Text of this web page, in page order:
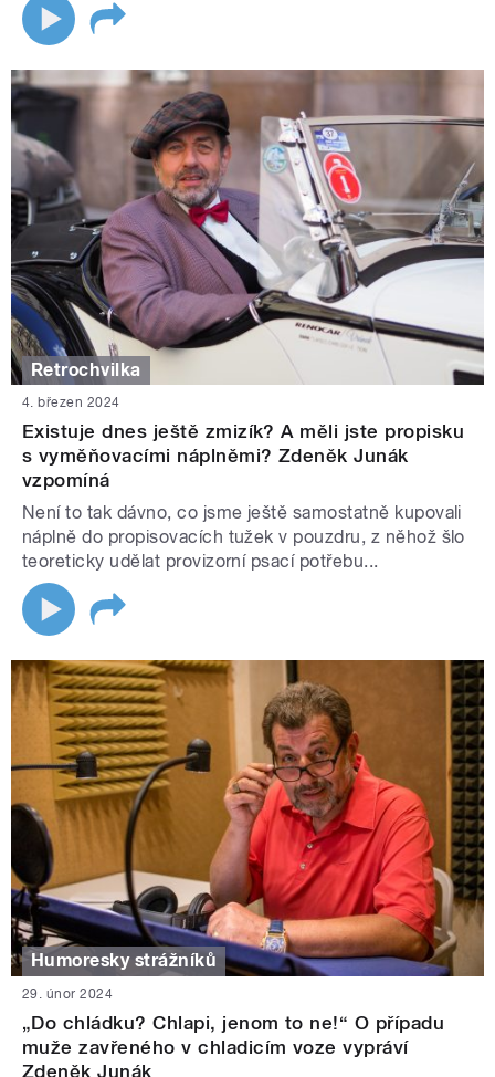
Retrochvilka
4. březen 2024
Existuje dnes ještě zmizík? A měli jste propisku
s vyměňovacími náplněmi? Zdeněk Junák
vzpomíná
Není to tak dávno, co jsme ještě samostatně kupovali
náplně do propisovacích tužek v pouzdru, z něhož šlo
teoreticky udělat provizorní psací potřebu...
Humoresky strážníků
29. únor 2024
„Do chládku? Chlapi, jenom to ne!“ O případu
muže zavřeného v chladicím voze vypráví
Zdeněk Junák